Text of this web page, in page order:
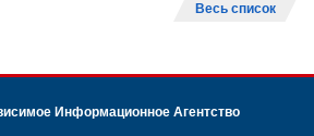
Весь список
Информационное Агентство